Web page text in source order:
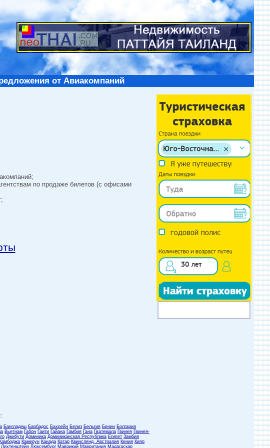
от Авиакомпаний
по продаже билетов (с офисами
:
Бангладеш Барбадос Бахрейн Белиз Бельгия Бенин Болгария
Вьетнам Габон Гаити Гайана Гамбия Гана Гватемала Гвинея Гвинея-
Джибути Доминика Доминиканская Республика Египет Замбия
Камбоджа Камерун Канада Катар Квинсленд, Австралия Кения Кипр
Лихтенштейн Люксембург Маврикий Мавритания Мадагаскар